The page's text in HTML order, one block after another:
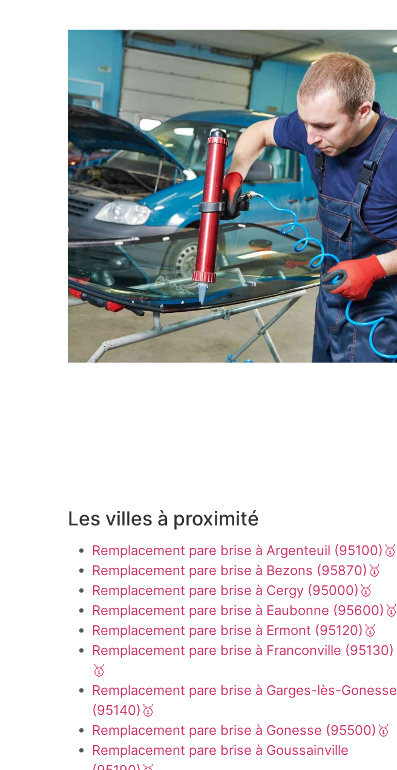
Les villes à proximité
Remplacement pare brise à Argenteuil (95100)🥇
Remplacement pare brise à Bezons (95870)🥇
Remplacement pare brise à Cergy (95000)🥇
Remplacement pare brise à Eaubonne (95600)🥇
Remplacement pare brise à Ermont (95120)🥇
Remplacement pare brise à Franconville (95130)
🥇
Remplacement pare brise à Garges-lès-Gonesse
(95140)🥇
Remplacement pare brise à Gonesse (95500)🥇
Remplacement pare brise à Goussainville